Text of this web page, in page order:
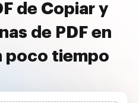
de Copiar y
de PDF en
poco tiempo